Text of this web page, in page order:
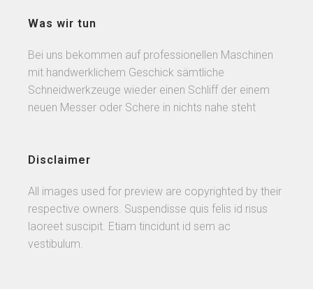
Was wir tun
Bei uns bekommen auf professionellen Maschinen
mit handwerklichem Geschick sämtliche
Schneidwerkzeuge wieder einen Schliff der einem
neuen Messer oder Schere in nichts nahe steht
Disclaimer
All images used for preview are copyrighted by their
respective owners. Suspendisse quis felis id risus
laoreet suscipit. Etiam tincidunt id sem ac
vestibulum.